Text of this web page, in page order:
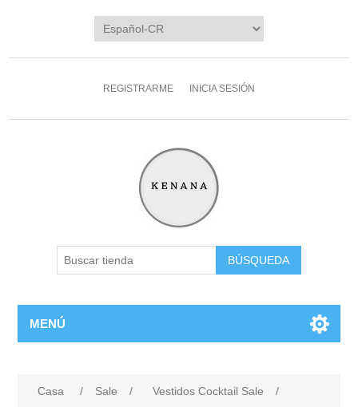
REGISTRARME INICIA SESIÓN
MENÚ
Casa / Sale / Vestidos Cocktail Sale
/